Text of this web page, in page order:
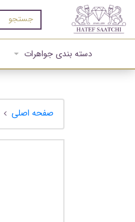
دسته بندی جواهرات
صفحه اصلی